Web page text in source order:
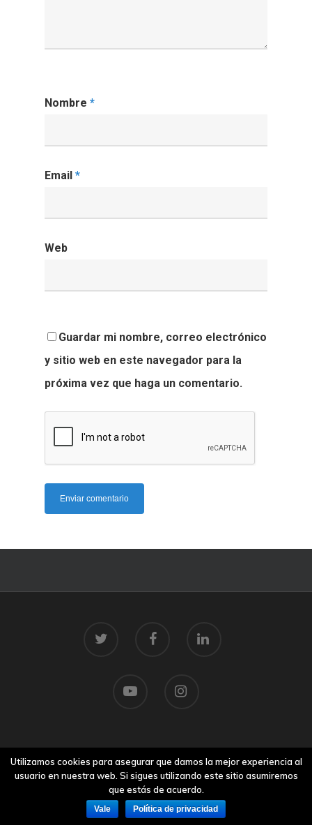
Nombre *
Email *
Web
Guardar mi nombre, correo electrónico
y sitio web en este navegador para la
próxima vez que haga un comentario.
Aviso legal
Utilizamos cookies para asegurar que damos la mejor experiencia al
usuario en nuestra web. Si sigues utilizando este sitio asumiremos
que estás de acuerdo.
Vale Política de privacidad